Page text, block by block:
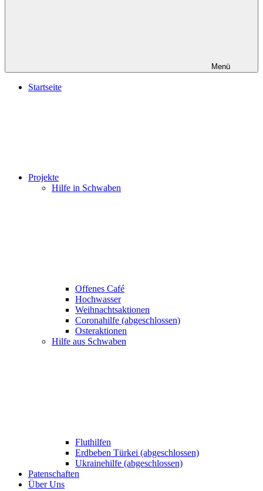
Menü
Startseite
Projekte
Hilfe in Schwaben
Offenes Café
Hochwasser
Weihnachtsaktionen
Coronahilfe (abgeschlossen)
Osteraktionen
Hilfe aus Schwaben
Fluthilfen
Erdbeben Türkei (abgeschlossen)
Ukrainehilfe (abgeschlossen)
Patenschaften
Über Uns